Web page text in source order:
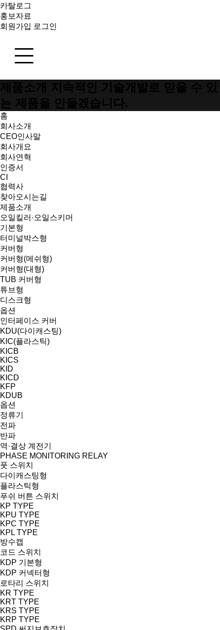
카탈로그
홍보자료
회원가입 로그인
는 제품을 만들겠습니다.
홈
회사소개
CEO인사말
회사개요
회사연혁
인증서
CI
협력사
찾아오시는길
제품소개
오일킬러·오일스키머
기본형
터미널박스형
커버형
커버형(메쉬형)
커버형(대형)
TUB 커버형
튜브형
디스크형
옵션
인터페이스 커버
KDU(다이캐스팅)
KIC(플라스틱)
KICB
KICS
KID
KICD
KFP
KDUB
옵션
정류기
전파
반파
역·결상 계전기
PHASE MONITORING RELAY
풋 스위치
다이캐스팅형
플라스틱형
푸쉬 버튼 스위치
KP TYPE
KPU TYPE
KPC TYPE
KPL TYPE
방수캡
코드 스위치
KDP 기본형
KDP 커넥터형
로타리 스위치
KR TYPE
KRT TYPE
KRS TYPE
KRP TYPE